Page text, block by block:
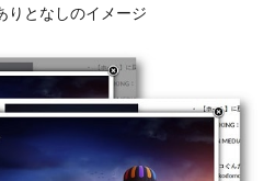
りとなしのイメージ